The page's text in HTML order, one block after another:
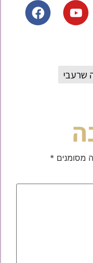
שרעבי
מסומנים *